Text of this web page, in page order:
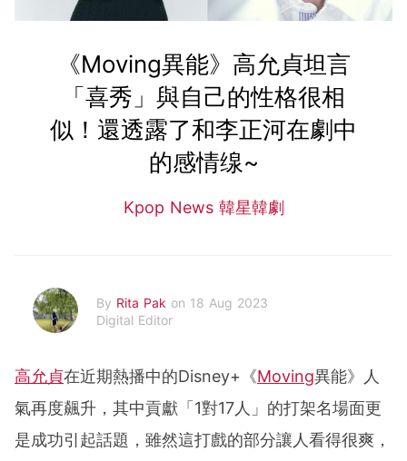
《Moving異能》高允貞坦言
「喜秀」與自己的性格很相
似！還透露了和李正河在劇中
的感情缐~
Kpop News 韓星韓劇
By Rita Pak on 18 Aug 2023
Digital Editor
高允貞在近期熱播中的Disney+《Moving異能》人
氣再度飆升，其中貢獻「1對17人」的打架名場面更
是成功引起話題，雖然這打戲的部分讓人看得很爽，